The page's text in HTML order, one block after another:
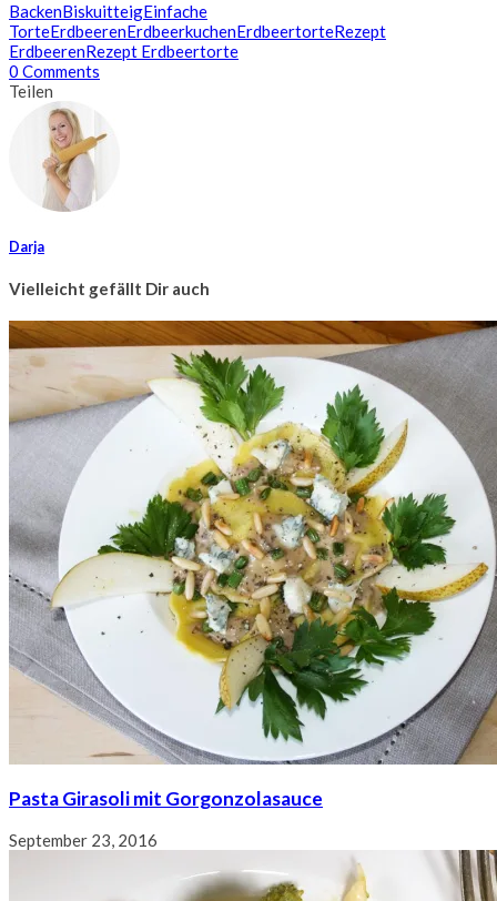
BackenBiskuitteigEinfache
TorteErdbeerenErdbeerkuchenErdbeertorteRezept
ErdbeerenRezept Erdbeertorte
0 Comments
Teilen
Darja
Vielleicht gefällt Dir auch
Pasta Girasoli mit Gorgonzolasauce
September 23, 2016